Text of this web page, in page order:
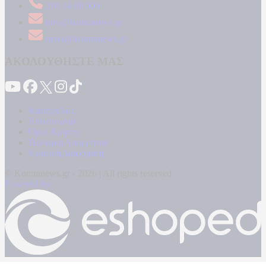
210 34 89 000
info@kontranews.gr
news@kontranews.gr
Καταγγελίες
Επικοινωνία
Όροι Χρήσης
Πολιτική Απορρήτου
Κρατική Διαφήμιση
Powered by: